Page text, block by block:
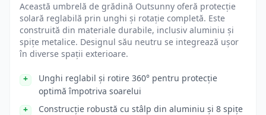
Această umbrelă de grădină Outsunny oferă protecție
solară reglabilă prin unghi și rotație completă. Este
construită din materiale durabile, inclusiv aluminiu și
spițe metalice. Designul său neutru se integrează ușor
în diverse spații exterioare.
Unghi reglabil și rotire 360° pentru protecție
optimă împotriva soarelui
Construcție robustă cu stâlp din aluminiu și 8 spițe